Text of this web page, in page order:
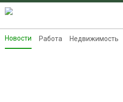
Новости
Новости Работа Недвижимость